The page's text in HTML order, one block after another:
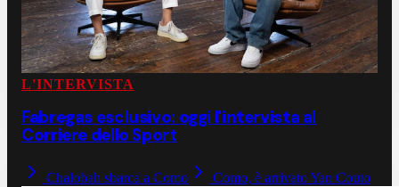
L'INTERVISTA
Fabregas esclusivo: oggi l'intervista al
Corriere dello Sport
Chalobah sbarca a Como Como, è arrivato Yan Couto